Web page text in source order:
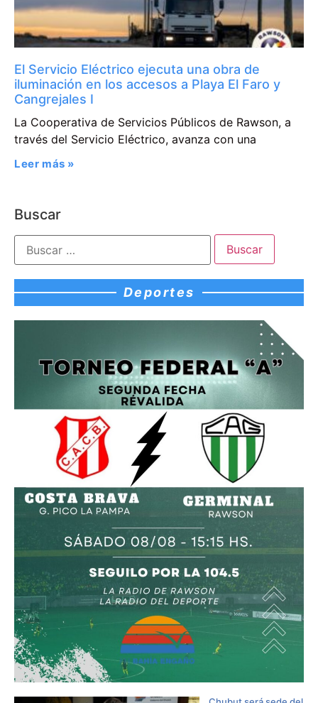
El Servicio Eléctrico ejecuta una obra de
iluminación en los accesos a Playa El Faro y
Cangrejales I
La Cooperativa de Servicios Públicos de Rawson, a
través del Servicio Eléctrico, avanza con una
Leer más »
Buscar
Deportes